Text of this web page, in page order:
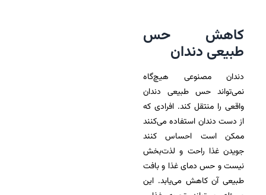
کاهش حس
طبیعی دندان
دندان مصنوعی هیچ‌گاه
نمی‌تواند حس طبیعی دندان
واقعی را منتقل کند. افرادی که
از دست دندان استفاده می‌کنند
ممکن است احساس کنند
جویدن غذا راحت و لذت‌بخش
نیست و حس دمای غذا و بافت
طبیعی آن کاهش می‌یابد. این